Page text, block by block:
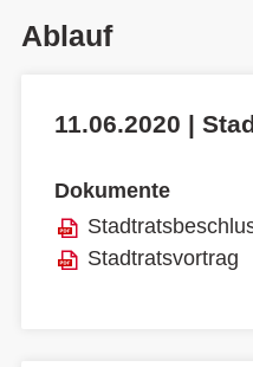
Ablauf
11.06.2020 |
Dokumente
Stadtratsvortrag